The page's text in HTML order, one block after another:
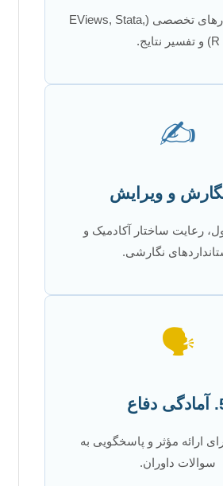
کار با نرم‌افزارهای تخصصی (EViews, Stata,
R) و تفسیر نتایج.
✍️
رعایت ساختار آکادمیک و
نگارشی.
🗣️
ارائه مؤثر و پاسخگویی به
سوالات داوران.